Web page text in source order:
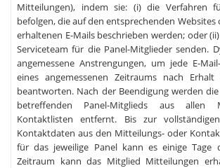
Mitteilungen), indem sie: (i) die Verfahren
befolgen, die auf den entsprechenden
erhaltenen E-Mails beschrieben werden; oder
Serviceteam für die Panel-Mitglieder senden.
angemessene Anstrengungen, um jede E-
eines angemessenen Zeitraums nach
beantworten. Nach der Beendigung werden
betreffenden Panel-Mitglieds aus allen
Kontaktlisten entfernt. Bis zur
Kontaktdaten aus den Mitteilungs- oder
für das jeweilige Panel kann es einige Tage
Zeitraum kann das Mitglied Mitteilungen